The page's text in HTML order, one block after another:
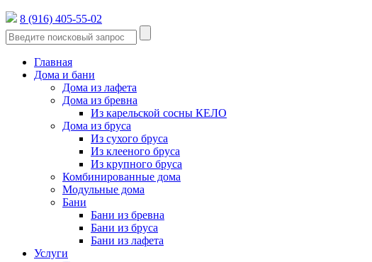
8 (916) 405-55-02
Главная
Дома и бани
Дома из лафета
Дома из бревна
Из карельской сосны КЕЛО
Дома из бруса
Из сухого бруса
Из клееного бруса
Из крупного бруса
Комбинированные дома
Модульные дома
Бани
Бани из бревна
Бани из бруса
Бани из лафета
Услуги